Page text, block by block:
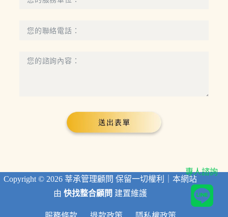
專人諮詢
Copyright © 2026 莘承管理顧問 保留一切權利｜本網站
由快找整合顧問 建置維護